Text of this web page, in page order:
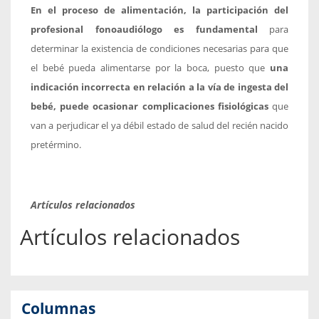
En el proceso de alimentación, la participación del
profesional fonoaudiólogo es fundamental para
determinar la existencia de condiciones necesarias para que
el bebé pueda alimentarse por la boca, puesto que una
indicación incorrecta en relación a la vía de ingesta del
bebé, puede ocasionar complicaciones fisiológicasque
van a perjudicar el ya débil estado de salud del recién nacido
pretérmino.
Artículos relacionados
Artículos relacionados
Columnas